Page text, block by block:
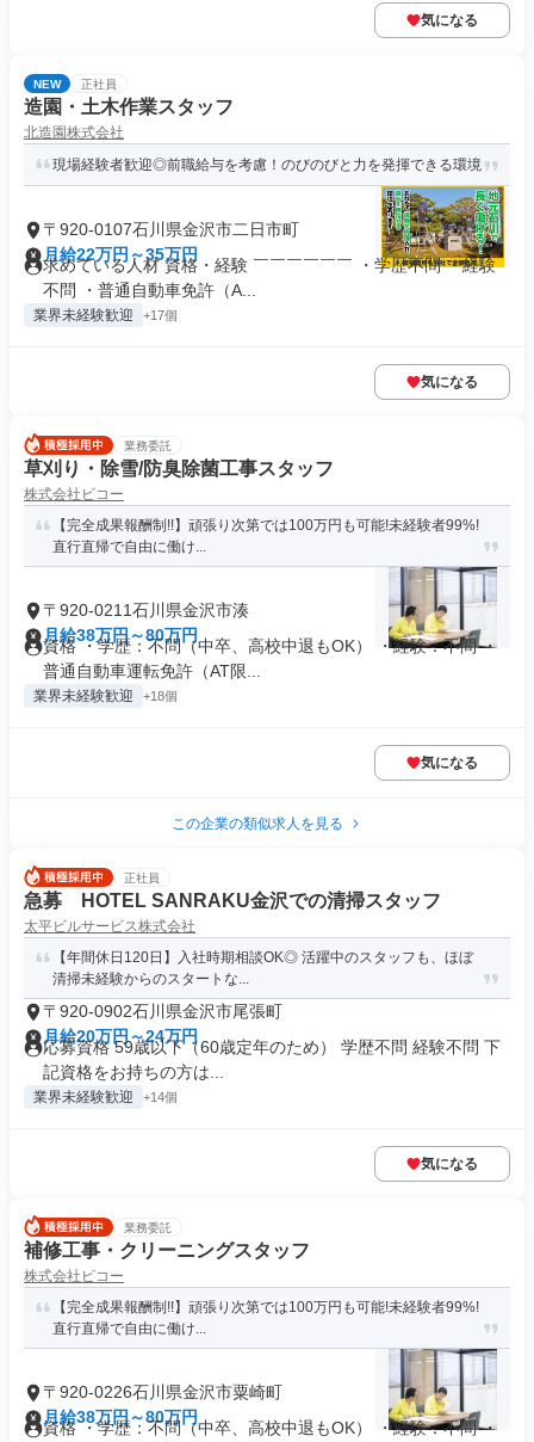
気になる
NEW 正社員
造園・土木作業スタッフ
北造園株式会社
現場経験者歓迎◎前職給与を考慮！のびのびと力を発揮できる環境
〒920-0107石川県金沢市二日市町
月給22万円～35万円
求めている人材 資格・経験 ￣￣￣￣￣￣ ・学歴不問 ・経験
不問 ・普通自動車免許（A...
業界未経験歓迎 +17個
気になる
業務委託
草刈り・除雪/防臭除菌工事スタッフ
株式会社ビコー
【完全成果報酬制!!】頑張り次第では100万円も可能!未経験者99%!
直行直帰で自由に働け...
〒920-0211石川県金沢市湊
月給38万円～80万円
資格 ・学歴：不問（中卒、高校中退もOK） ・経験：不問 ・
普通自動車運転免許（AT限...
業界未経験歓迎 +18個
気になる
この企業の類似求人を見る
正社員
急募 HOTEL SANRAKU金沢での清掃スタッフ
太平ビルサービス株式会社
【年間休日120日】入社時期相談OK◎ 活躍中のスタッフも、ほぼ
清掃未経験からのスタートな...
〒920-0902石川県金沢市尾張町
月給20万円～24万円
応募資格 59歳以下（60歳定年のため） 学歴不問 経験不問 下
記資格をお持ちの方は...
業界未経験歓迎 +14個
気になる
業務委託
補修工事・クリーニングスタッフ
株式会社ビコー
【完全成果報酬制!!】頑張り次第では100万円も可能!未経験者99%!
直行直帰で自由に働け...
〒920-0226石川県金沢市粟崎町
月給38万円～80万円
資格 ・学歴：不問（中卒、高校中退もOK） ・経験：不問 ・